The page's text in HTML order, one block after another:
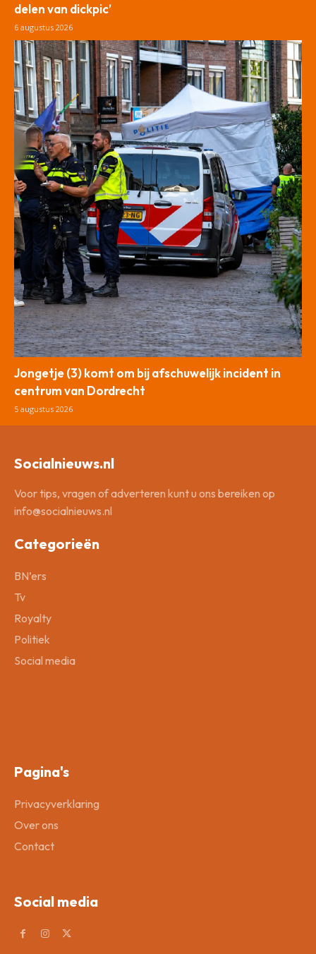
delen van dickpic’
6 augustus 2026
Jongetje (3) komt om bij afschuwelijk incident in
centrum van Dordrecht
5 augustus 2026
Socialnieuws.nl
Voor tips, vragen of adverteren kunt u ons bereiken op
info@socialnieuws.nl
Categorieën
BN’ers
Tv
Royalty
Politiek
Social media
Pagina's
Privacyverklaring
Over ons
Contact
Social media